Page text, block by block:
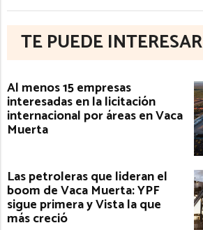
TE PUEDE INTERESAR
Al menos 15 empresas
interesadas en la licitación
internacional por áreas en Vaca
Muerta
Las petroleras que lideran el
boom de Vaca Muerta: YPF
sigue primera y Vista la que
más creció